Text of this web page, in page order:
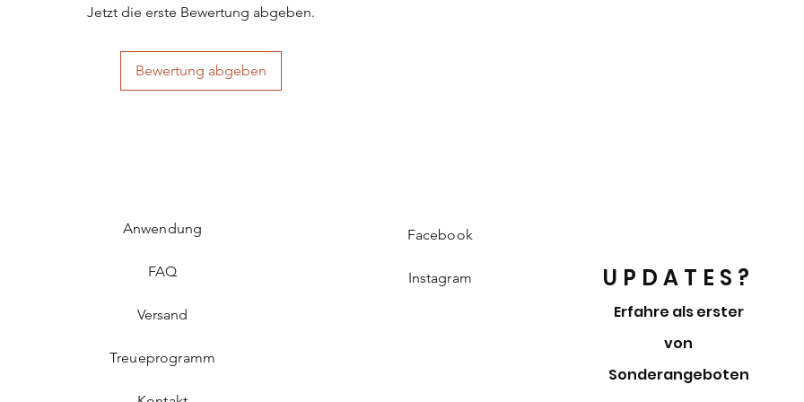
Jetzt die erste Bewertung abgeben.
Bewertung abgeben
Anwendung
FAQ​
Versand
Treueprogramm
Facebook
Instagram UPDATES?
Erfahre als erster
von
Sonderangeboten